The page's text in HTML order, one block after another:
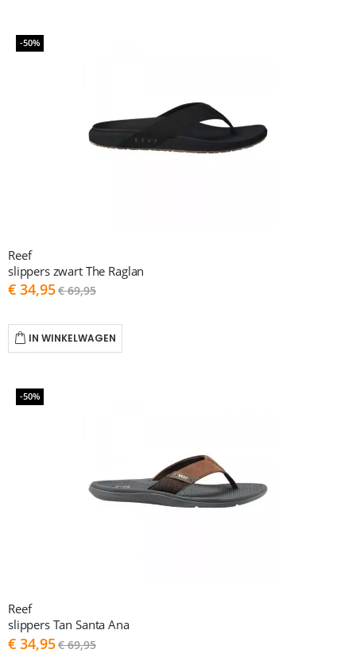
-50%
Reef
slippers zwart The Raglan
As
low
€ 34,95€ 69,95
IN WINKELWAGEN
-50%
Reef
slippers Tan Santa Ana
As
low
€ 34,95€ 69,95